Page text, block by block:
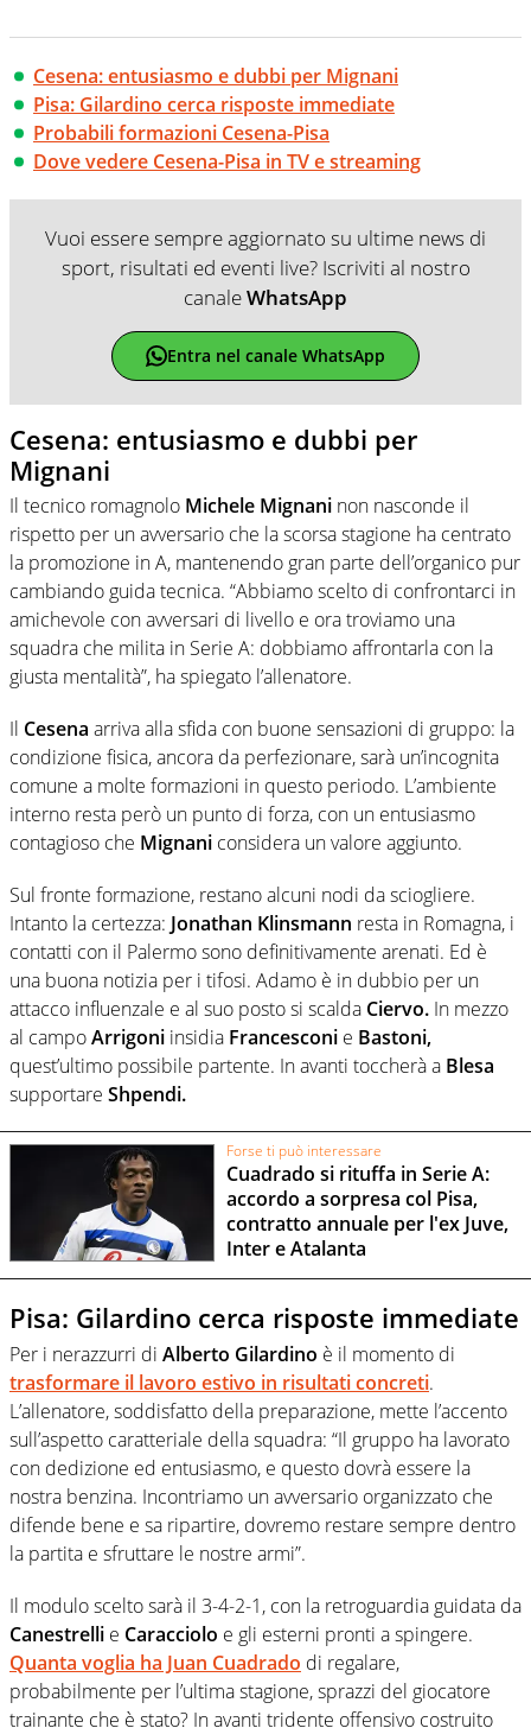
Cesena: entusiasmo e dubbi per Mignani
Pisa: Gilardino cerca risposte immediate
Probabili formazioni Cesena-Pisa
Dove vedere Cesena-Pisa in TV e streaming
Vuoi essere sempre aggiornato su ultime news di
sport, risultati ed eventi live? Iscriviti al nostro
canaleWhatsApp
Entra nel canale WhatsApp
Cesena: entusiasmo e dubbi per
Mignani
Il tecnico romagnolo Michele Mignani non nasconde il
rispetto per un avversario che la scorsa stagione ha centrato
la promozione in A, mantenendo gran parte dell’organico pur
cambiando guida tecnica. “Abbiamo scelto di confrontarci in
amichevole con avversari di livello e ora troviamo una
squadra che milita in Serie A: dobbiamo affrontarla con la
giusta mentalità”, ha spiegato l’allenatore.
Il Cesena arriva alla sfida con buone sensazioni di gruppo: la
condizione fisica, ancora da perfezionare, sarà un’incognita
comune a molte formazioni in questo periodo. L’ambiente
interno resta però un punto di forza, con un entusiasmo
contagioso che Mignani considera un valore aggiunto.
Sul fronte formazione, restano alcuni nodi da sciogliere.
Intanto la certezza: Jonathan Klinsmann resta in Romagna, i
contatti con il Palermo sono definitivamente arenati. Ed è
una buona notizia per i tifosi. Adamo è in dubbio per un
attacco influenzale e al suo posto si scalda Ciervo. In mezzo
al campoArrigoni insidia Francesconi e Bastoni,
quest’ultimo possibile partente. In avanti toccherà a Blesa
supportare Shpendi.
Forse ti può interessare
Cuadrado si rituffa in Serie A:
accordo a sorpresa col Pisa,
contratto annuale per l'ex Juve,
Inter e Atalanta
Pisa: Gilardino cerca risposte immediate
Per i nerazzurri di Alberto Gilardino è il momento di
trasformare il lavoro estivo in risultati concreti.
L’allenatore, soddisfatto della preparazione, mette l’accento
sull’aspetto caratteriale della squadra: “Il gruppo ha lavorato
con dedizione ed entusiasmo, e questo dovrà essere la
nostra benzina. Incontriamo un avversario organizzato che
difende bene e sa ripartire, dovremo restare sempre dentro
la partita e sfruttare le nostre armi”.
Il modulo scelto sarà il 3-4-2-1, con la retroguardia guidata da
Canestrelli e Caracciolo e gli esterni pronti a spingere.
Quanta voglia ha Juan Cuadrado di regalare,
probabilmente per l’ultima stagione, sprazzi del giocatore
trainante che è stato? In avanti tridente offensivo costruito